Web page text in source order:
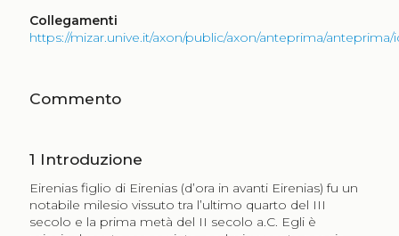
Collegamenti
https://mizar.unive.it/axon/public/axon/anteprima/anteprima/
Commento
1 Introduzione
Eirenias figlio di Eirenias (d’ora in avanti Eirenias) fu un
notabile milesio vissuto tra l’ultimo quarto del III
secolo e la prima metà del II secolo a.C. Egli è